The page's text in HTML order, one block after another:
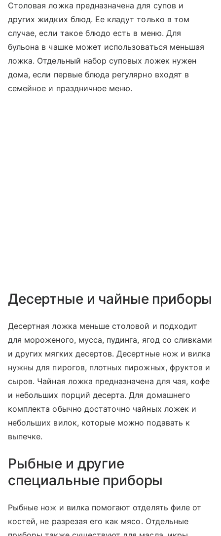
Столовая ложка предназначена для супов и
других жидких блюд. Ее кладут только в том
случае, если такое блюдо есть в меню. Для
бульона в чашке может использоваться меньшая
ложка. Отдельный набор суповых ложек нужен
дома, если первые блюда регулярно входят в
семейное и праздничное меню.
Десертные и чайные приборы
Десертная ложка меньше столовой и подходит
для мороженого, мусса, пудинга, ягод со сливками
и других мягких десертов. Десертные нож и вилка
нужны для пирогов, плотных пирожных, фруктов и
сыров. Чайная ложка предназначена для чая, кофе
и небольших порций десерта. Для домашнего
комплекта обычно достаточно чайных ложек и
небольших вилок, которые можно подавать к
выпечке.
Рыбные и другие
специальные приборы
Рыбные нож и вилка помогают отделять филе от
костей, не разрезая его как мясо. Отдельные